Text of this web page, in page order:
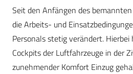
Seit den Anfängen des
die Arbeits- und
Personals stetig verändert.
Cockpits der Luftfahrzeuge in der
zunehmender Komfort Einzug